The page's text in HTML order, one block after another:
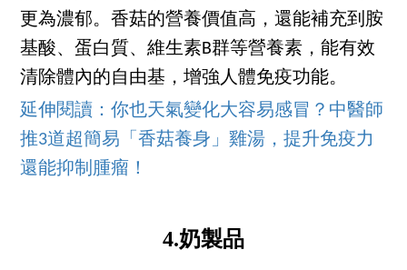
更為濃郁。香菇的營養價值高，還能補充到胺
基酸、蛋白質、維生素B群等營養素，能有效
清除體內的自由基，增強人體免疫功能。
延伸閱讀：你也天氣變化大容易感冒？中醫師
推3道超簡易「香菇養身」雞湯，提升免疫力
還能抑制腫瘤！
4.奶製品